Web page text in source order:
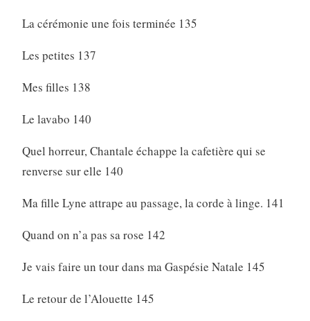
La cérémonie une fois terminée 135
Les petites 137
Mes filles 138
Le lavabo 140
Quel horreur, Chantale échappe la cafetière qui se
renverse sur elle 140
Ma fille Lyne attrape au passage, la corde à linge. 141
Quand on n’a pas sa rose 142
Je vais faire un tour dans ma Gaspésie Natale 145
Le retour de l’Alouette 145